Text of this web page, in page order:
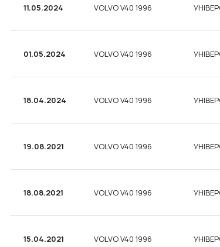
11.05.2024 VOLVO V40 1996
01.05.2024 VOLVO V40 1996
18.04.2024 VOLVO V40 1996
19.08.2021 VOLVO V40 1996
18.08.2021 VOLVO V40 1996
15.04.2021 VOLVO V40 1996